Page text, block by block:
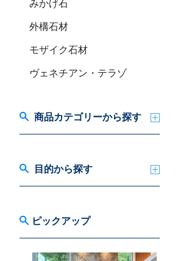
みかげ石
外構石材
モザイク石材
ヴェネチアン・テラゾ
商品カテゴリーから探す
目的から探す
ピックアップ
IB-908P6
オデッサ ベージュ（本磨き）
( 税込￥30,250/㎡ )